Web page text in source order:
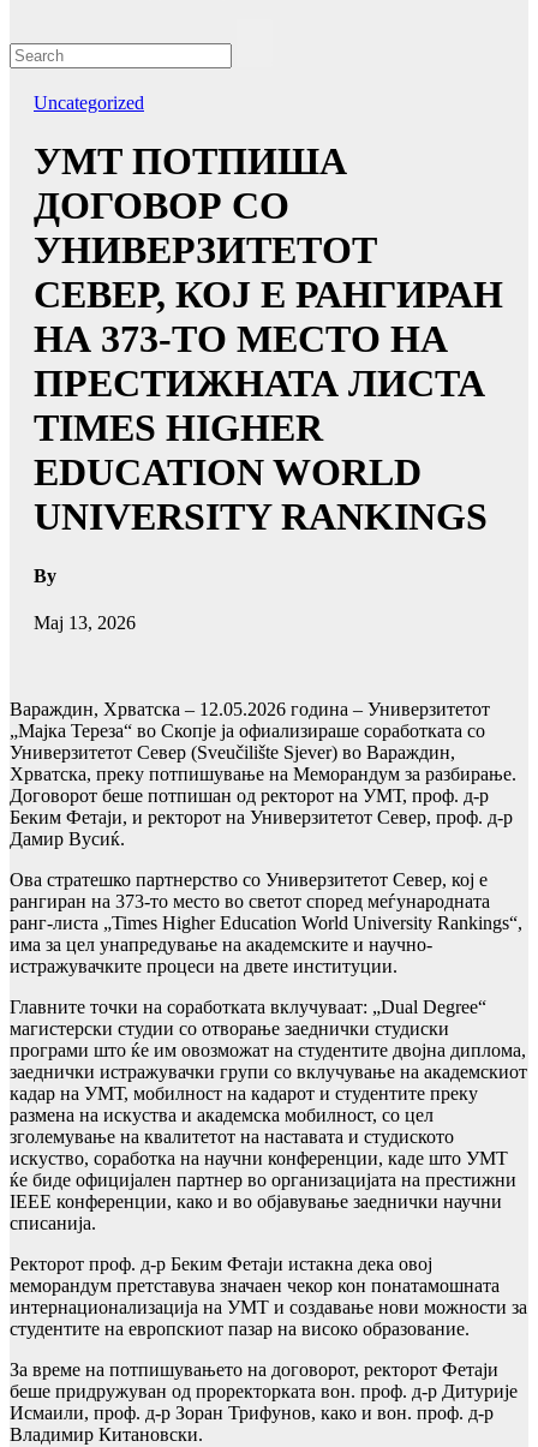
Uncategorized
УMТ ПОТПИША
ДОГОВОР СО
УНИВЕРЗИТЕТОТ
СЕВЕР, КОЈ Е РАНГИРАН
НА 373-ТО МЕСТО НА
ПРЕСТИЖНАТА ЛИСТА
TIMES HIGHER
EDUCATION WORLD
UNIVERSITY RANKINGS
By
Мај 13, 2026
Вараждин, Хрватска – 12.05.2026 година – Универзитетот
„Мајка Тереза“ во Скопје ја офиализираше соработката со
Универзитетот Север (Sveučilište Sjever) во Вараждин,
Хрватска, преку потпишување на Меморандум за разбирање.
Договорот беше потпишан од ректорот на УМТ, проф. д-р
Беким Фетаји, и ректорот на Универзитетот Север, проф. д-р
Дамир Вусиќ.
Ова стратешко партнерство со Универзитетот Север, кој е
рангиран на 373-то место во светот според меѓународната
ранг-листа „Times Higher Education World University Rankings“,
има за цел унапредување на академските и научно-
истражувачките процеси на двете институции.
Главните точки на соработката вклучуваат: „Dual Degree“
магистерски студии со отворање заеднички студиски
програми што ќе им овозможат на студентите двојна диплома,
заеднички истражувачки групи со вклучување на академскиот
кадар на УМТ, мобилност на кадарот и студентите преку
размена на искуства и академска мобилност, со цел
зголемување на квалитетот на наставата и студиското
искуство, соработка на научни конференции, каде што УМТ
ќе биде официјален партнер во организацијата на престижни
IEEE конференции, како и во објавување заеднички научни
списанија.
Ректорот проф. д-р Беким Фетаји истакна дека овој
меморандум претставува значаен чекор кон понатамошната
интернационализација на УМТ и создавање нови можности за
студентите на европскиот пазар на високо образование.
За време на потпишувањето на договорот, ректорот Фетаји
беше придружуван од проректорката вон. проф. д-р Дитурије
Исмаили, проф. д-р Зоран Трифунов, како и вон. проф. д-р
Владимир Китановски.